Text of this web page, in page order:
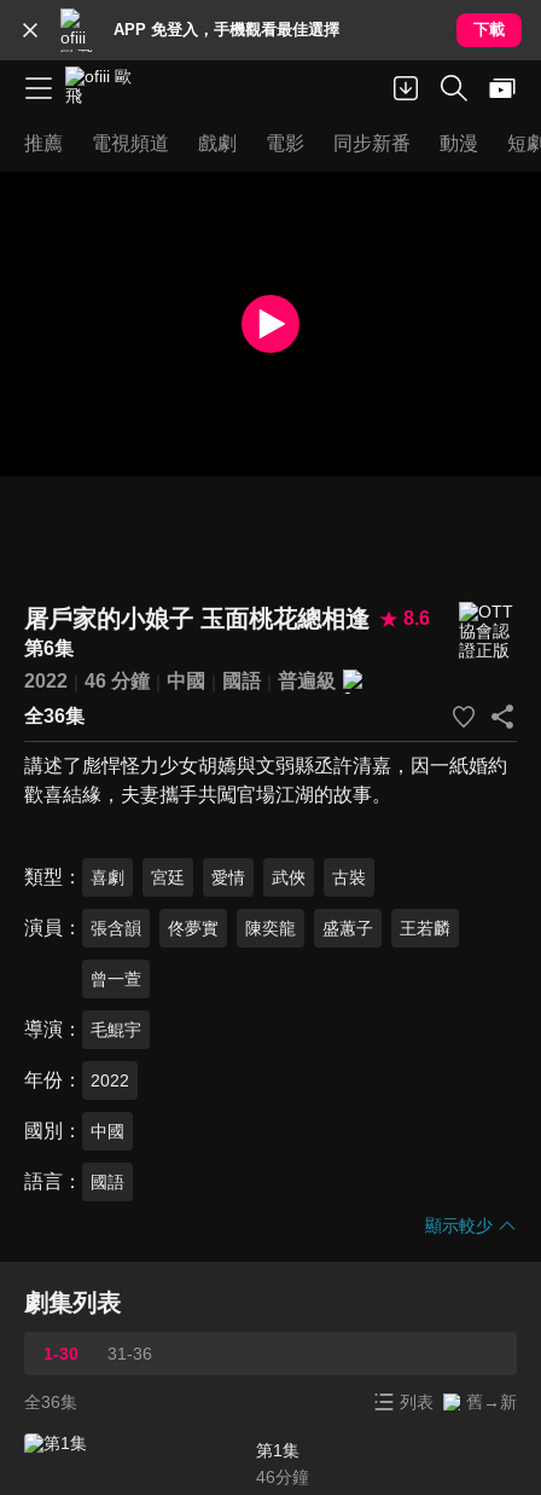
APP 免登入，手機觀看最佳選擇 下載
推薦 電視頻道 戲劇 電影 同步新番 動漫 短
屠戶家的小娘子 玉面桃花總相逢
8.6
第6集
2022
46 分鐘 中國 國語
普遍級
全36集
講述了彪悍怪力少女胡嬌與文弱縣丞許清嘉，因一紙婚約
歡喜結緣，夫妻攜手共闖官場江湖的故事。
類型 喜劇 宮廷 愛情 武俠 古裝
演員 張含韻 佟夢實 陳奕龍 盛蕙子 王若麟
曾一萱
導演 毛鯤宇
年份 2022
國別 中國
語言 國語
顯示較少
劇集列表
1-30 31-36
全36集 列表 舊→新
第1集
46分鐘